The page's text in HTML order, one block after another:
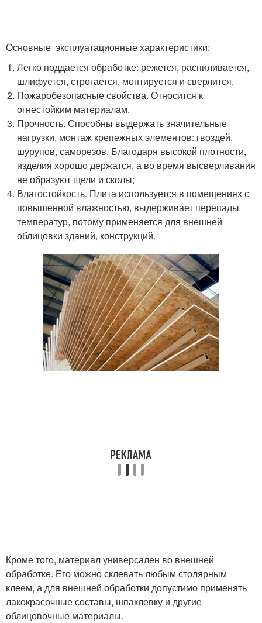
Основные эксплуатационные характеристики:
Легко поддается обработке: режется, распиливается,
шлифуется, строгается, монтируется и сверлится.
Пожаробезопасные свойства. Относится к
огнестойким материалам.
Прочность. Способны выдержать значительные
нагрузки, монтаж крепежных элементов: гвоздей,
шурупов, саморезов. Благодаря высокой плотности,
изделия хорошо держатся, а во время высверливания
не образуют щели и сколы;
Влагостойкость. Плита используется в помещениях с
повышенной влажностью, выдерживает перепады
температур, потому применяется для внешней
облицовки зданий, конструкций.
Кроме того, материал универсален во внешней
обработке. Его можно склевать любым столярным
клеем, а для внешней обработки допустимо применять
лакокрасочные составы, шпаклевку и другие
облицовочные материалы.